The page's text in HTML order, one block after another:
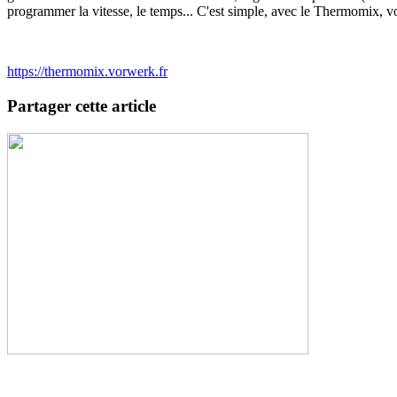
programmer la vitesse, le temps... C'est simple, avec le Thermomix,
https://thermomix.vorwerk.fr
Partager cette article